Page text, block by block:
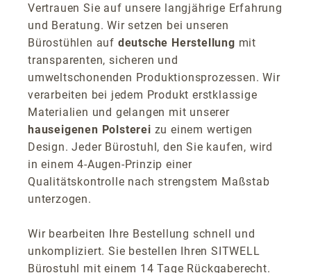
Vertrauen Sie auf unsere langjährige Erfahrung
und Beratung. Wir setzen bei unseren
Bürostühlen auf deutsche Herstellung mit
transparenten, sicheren und
umweltschonenden Produktionsprozessen. Wir
verarbeiten bei jedem Produkt erstklassige
Materialien und gelangen mit unserer
hauseigenen Polsterei zu einem wertigen
Design. Jeder Bürostuhl, den Sie kaufen, wird
in einem 4-Augen-Prinzip einer
Qualitätskontrolle nach strengstem Maßstab
unterzogen.
Wir bearbeiten Ihre Bestellung schnell und
unkompliziert. Sie bestellen Ihren SITWELL
Bürostuhl mit einem 14 Tage Rückgaberecht.